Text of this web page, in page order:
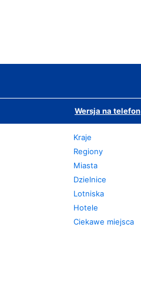
Wersja na telefon
Kraje
Regiony
Miasta
Dzielnice
Lotniska
Hotele
Ciekawe miejsca